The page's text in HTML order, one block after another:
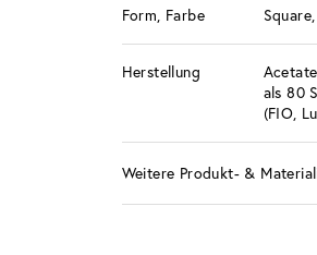
Form, Farbe
Herstellung
als 80
(FIO,
Weitere Produkt- &